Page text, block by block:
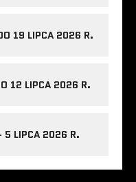
19 LIPCA 2026 R.
12 LIPCA 2026 R.
5 LIPCA 2026 R.